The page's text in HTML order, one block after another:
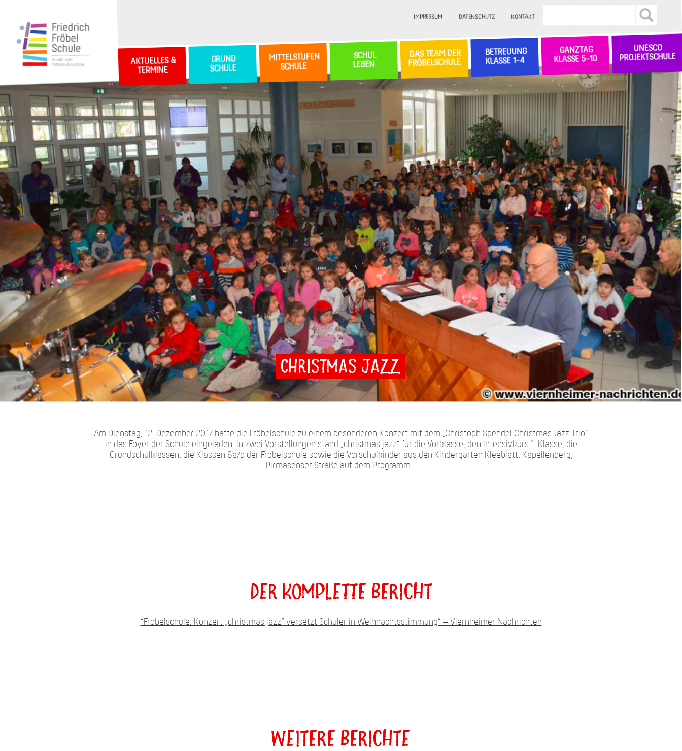
IMPRESSUM DATENSCHUTZ KONTAKT
AKTUELLES &
TERMINE
GRUND
SCHULE
MITTELSTUFEN
SCHULE
SCHUL
LEBEN
DAS TEAM DER
FRÖBELSCHULE
BETREUUNG
KLASSE 1-4
GANZTAG
KLASSE 5-10
UNESCO
PROJEKTSCHULE
Christmas Jazz
Am Dienstag, 12. Dezember 2017 hatte die Fröbelschule zu einem besonderen Konzert mit dem „Christoph Spendel Christmas Jazz Trio”
in das Foyer der Schule eingeladen. In zwei Vorstellungen stand „christmas jazz“ für die Vorklasse, den Intensivkurs 1. Klasse, die
Grundschulklassen, die Klassen 6a/b der Fröbelschule sowie die Vorschulkinder aus den Kindergärten Kleeblatt, Kapellenberg,
Pirmasenser Straße auf dem Programm…
Der komplette Bericht
“Fröbelschule: Konzert „christmas jazz“ versetzt Schüler in Weihnachtsstimmung” – Viernheimer Nachrichten
Weitere Berichte